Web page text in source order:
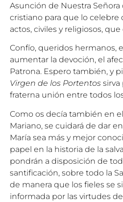
Asunción de Nuestra
cristiano para que lo
actos, civiles y religiosos, que
Confío, queridos hermanos,
aumentar la devoción, el
Patrona. Espero también, y
Virgen de los Portentos sirva
fraterna unión entre todos
Como os decía también en
Mariano, se cuidará de dar
María sea más y mejor
papel en la historia de la
pondrán a disposición de
santificación, sobre todo la
de manera que los fieles se
informada por las virtudes